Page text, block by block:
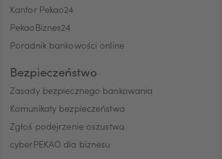
Kantor Pekao24
PekaoBiznes24
Poradnik bankowości online
Bezpieczeństwo
Zasady bezpiecznego bankowania
Komunikaty bezpieczeństwa
Zgłoś podejrzenie oszustwa
cyberPEKAO dla biznesu